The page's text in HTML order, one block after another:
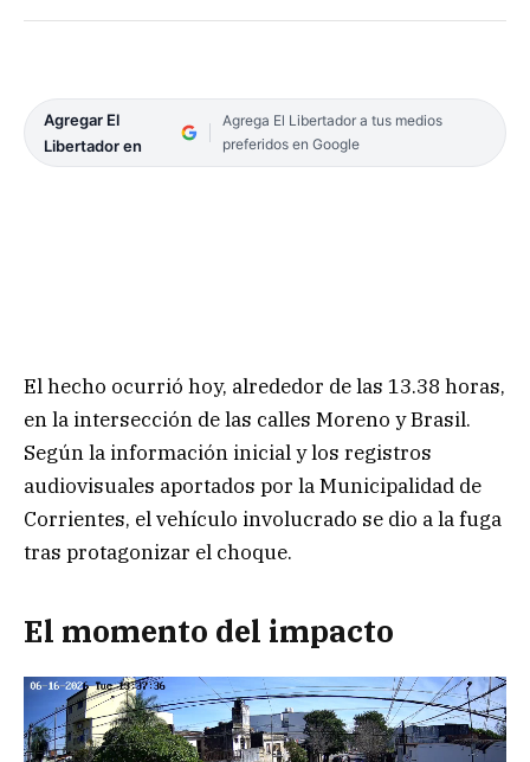
Agregar El
Libertador en
Agrega El Libertador a tus medios
preferidos en Google
El hecho ocurrió hoy, alrededor de las 13.38 horas,
en la intersección de las calles Moreno y Brasil.
Según la información inicial y los registros
audiovisuales aportados por la Municipalidad de
Corrientes, el vehículo involucrado se dio a la fuga
tras protagonizar el choque.
El momento del impacto